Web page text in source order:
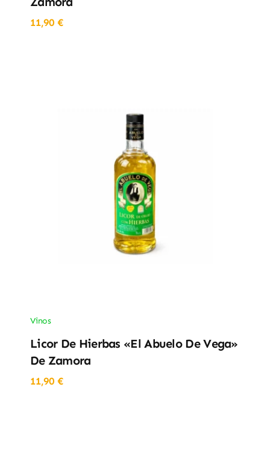
11,90 €
Vinos
Licor De Hierbas «El Abuelo De Vega»
De Zamora
11,90 €